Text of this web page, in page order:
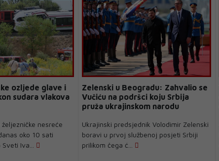
ozljede glave i
sudara vlakova
željezničke nesreće
oko 10 sati
Iva...
Zelenski u Beogradu: Zahvalio se
Vučiću na podršci koju Srbija
pruža ukrajinskom narodu
Ukrajinski predsjednik Volodimir Zelenski
boravi u prvoj službenoj posjeti Srbiji
prilikom čega ć...